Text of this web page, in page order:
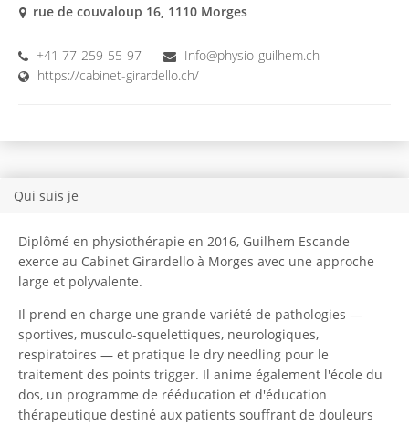
rue de couvaloup 16, 1110 Morges
+41 77-259-55-97
Info@physio-guilhem.ch
https://cabinet-girardello.ch/
Qui suis je
Diplômé en physiothérapie en 2016, Guilhem Escande
exerce au Cabinet Girardello à Morges avec une approche
large et polyvalente.
Il prend en charge une grande variété de pathologies —
sportives, musculo-squelettiques, neurologiques,
respiratoires — et pratique le dry needling pour le
traitement des points trigger. Il anime également l'école du
dos, un programme de rééducation et d'éducation
thérapeutique destiné aux patients souffrant de douleurs